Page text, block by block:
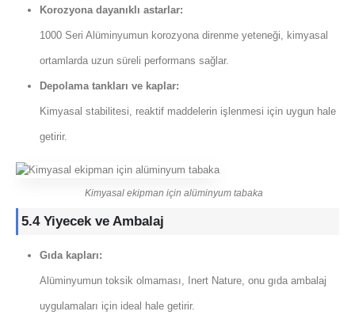
Korozyona dayanıklı astarlar:
1000 Seri Alüminyumun korozyona direnme yeteneği, kimyasal
ortamlarda uzun süreli performans sağlar.
Depolama tankları ve kaplar:
Kimyasal stabilitesi, reaktif maddelerin işlenmesi için uygun hale
getirir.
Kimyasal ekipman için alüminyum tabaka
5.4 Yiyecek ve Ambalaj
Gıda kapları:
Alüminyumun toksik olmaması, Inert Nature, onu gıda ambalaj
uygulamaları için ideal hale getirir.